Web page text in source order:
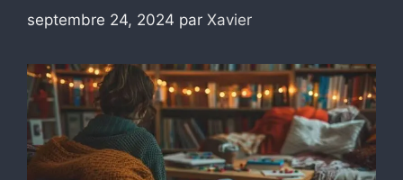
septembre 24, 2024 par Xavier